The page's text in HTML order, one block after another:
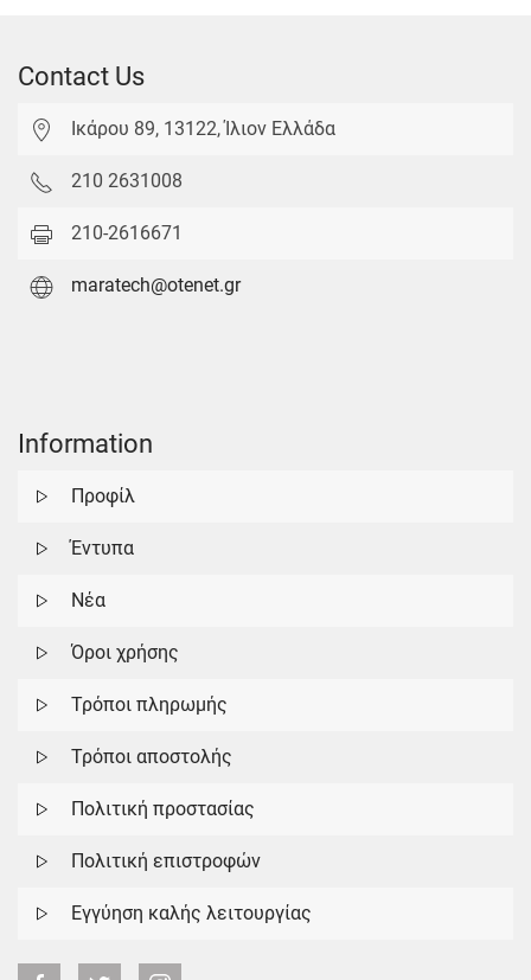
Contact Us
Ικάρου 89, 13122, Ίλιον Ελλάδα
210 2631008
210-2616671
maratech@otenet.gr
Information
Προφίλ
Έντυπα
Νέα
Όροι χρήσης
Τρόποι πληρωμής
Τρόποι αποστολής
Πολιτική προστασίας
Πολιτική επιστροφών
Εγγύηση καλής λειτουργίας